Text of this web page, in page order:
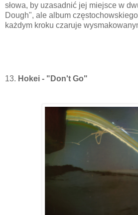
słowa, by uzasadnić jej miejsce w
Dough", ale album
każdym kroku czaruje
13. Hokei - "Don't Go"